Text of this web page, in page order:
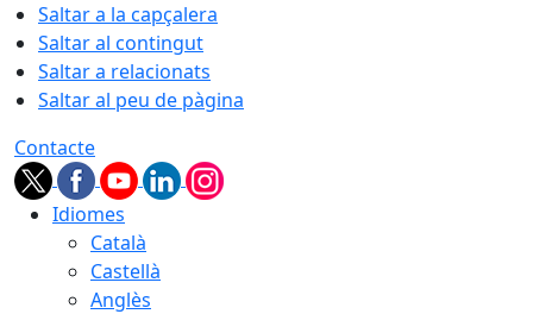
Saltar a la capçalera
Saltar al contingut
Saltar a relacionats
Saltar al peu de pàgina
Contacte
Idiomes
Català
Castellà
Anglès